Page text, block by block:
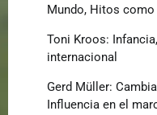
Mundo, Hitos como
Toni Kroos:
internacional
Gerd Müller:
Influencia en el